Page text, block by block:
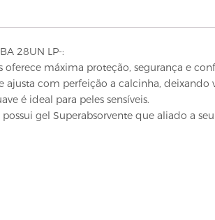
28UN LP-:
oferece máxima proteção, segurança e
com perfeição a calcinha,
é ideal para peles sensíveis.
gel Superabsorvente que aliado a